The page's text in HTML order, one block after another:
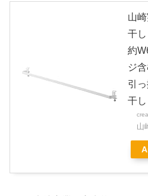
山
干
約
ジ
引
干
山